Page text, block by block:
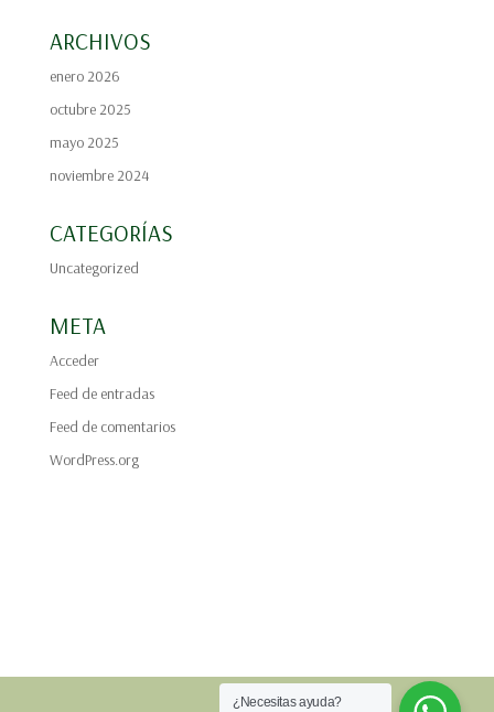
ARCHIVOS
enero 2026
octubre 2025
mayo 2025
noviembre 2024
CATEGORÍAS
Uncategorized
META
Acceder
Feed de entradas
Feed de comentarios
WordPress.org
¿Necesitas ayuda?